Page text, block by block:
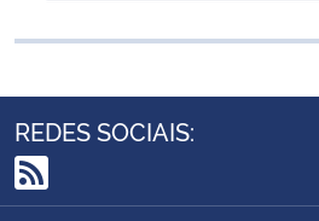
REDES SOCIAIS:
RSS